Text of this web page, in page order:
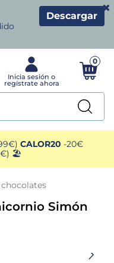
Descargar
×
0
CALOR20 -20€
🏖️
Simón